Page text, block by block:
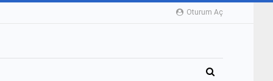
Oturum Aç